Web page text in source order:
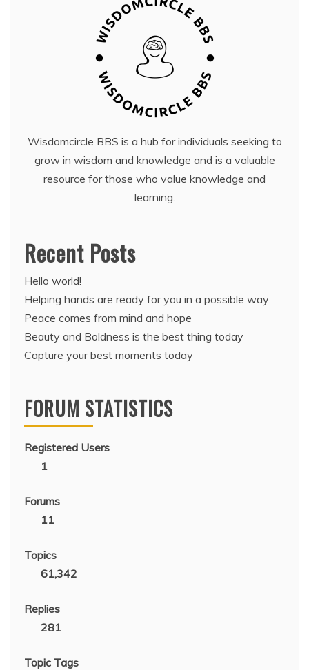
Wisdomcircle BBS is a hub for individuals seeking to
grow in wisdom and knowledge and is a valuable
resource for those who value knowledge and
learning.
Recent Posts
Hello world!
Helping hands are ready for you in a possible way
Peace comes from mind and hope
Beauty and Boldness is the best thing today
Capture your best moments today
FORUM STATISTICS
Registered Users
1
Forums
11
Topics
61,342
Replies
281
Topic Tags